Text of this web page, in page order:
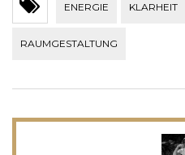
ENERGIE KLARHEIT
RAUMGESTALTUNG